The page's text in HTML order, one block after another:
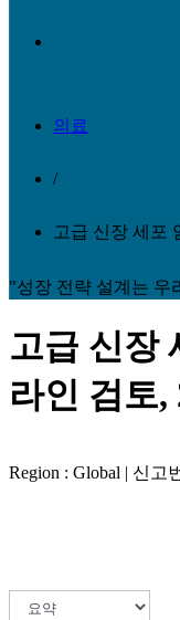
의료
/
고급 신장 세포
"성장 전략 설계는 우
고급 신장
라인 검토,
Region : Global | 신고